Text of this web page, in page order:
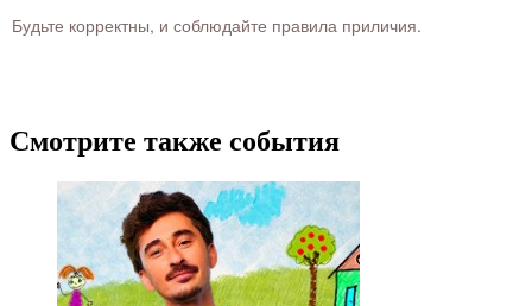
Будьте корректны, и соблюдайте правила приличия.
Смотрите также события